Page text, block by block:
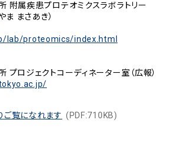
附属疾患プロテオミクスラボラトリー
まさあき）
lab/proteomics/index.html
ロジェクトコーディネーター室（広報）
ご覧になれます (PDF:710KB)